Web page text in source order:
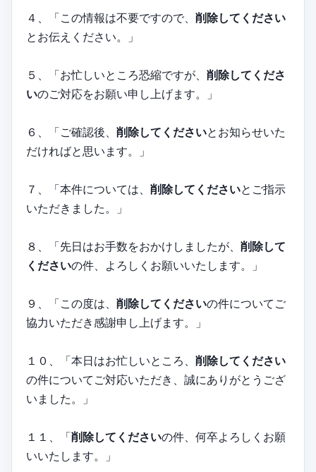
４、「この情報は不要ですので、 削除してください
とお伝えください。」
５、「お忙しいところ恐縮ですが、 削除してくださ
いのご対応をお願い申し上げます。」
６、「ご確認後、 削除してくださいとお知らせいた
だければと思います。」
７、「本件については、 削除してくださいとご指示
いただきました。」
８、「先日はお手数をおかけしましたが、 削除して
くださいの件、よろしくお願いいたします。」
９、「この度は、 削除してくださいの件についてご
協力いただき感謝申し上げます。」
１０、「本日はお忙しいところ、 削除してください
の件についてご対応いただき、誠にありがとうござ
いました。」
１１、「削除してくださいの件、何卒よろしくお願
いいたします。」